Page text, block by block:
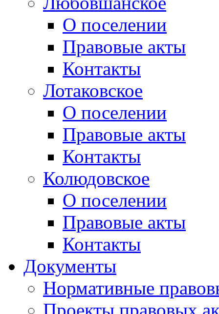
О поселении
Правовые акты
Контакты
Лотаковское
О поселении
Правовые акты
Контакты
Колюдовское
О поселении
Правовые акты
Контакты
Документы
Нормативные
Проекты правовых